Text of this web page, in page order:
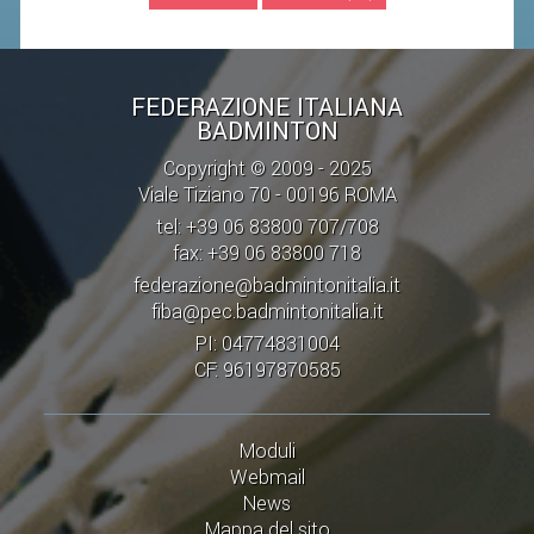
FEDERAZIONE ITALIANA
BADMINTON
Copyright © 2009 - 2025
Viale Tiziano 70 - 00196 ROMA
tel: +39 06 83800 707/708
fax: +39 06 83800 718
federazione@badmintonitalia.it
fiba@pec.badmintonitalia.it
PI: 04774831004
CF: 96197870585
Moduli
Webmail
News
STAFF TECNICO
CTF – PALABADMINTON
ATLETI D'INTERESSE NAZIONALE
SCHEDE ATLETI
VOLA CON NOI
CENTRI TECNICI TERRITORIALI
COMMISSIONE ATLETI
TESSERAMENTO
AFFILIAZIONE E TESSERAMENTO
QUOTE E TASSE
CONVENZIONI